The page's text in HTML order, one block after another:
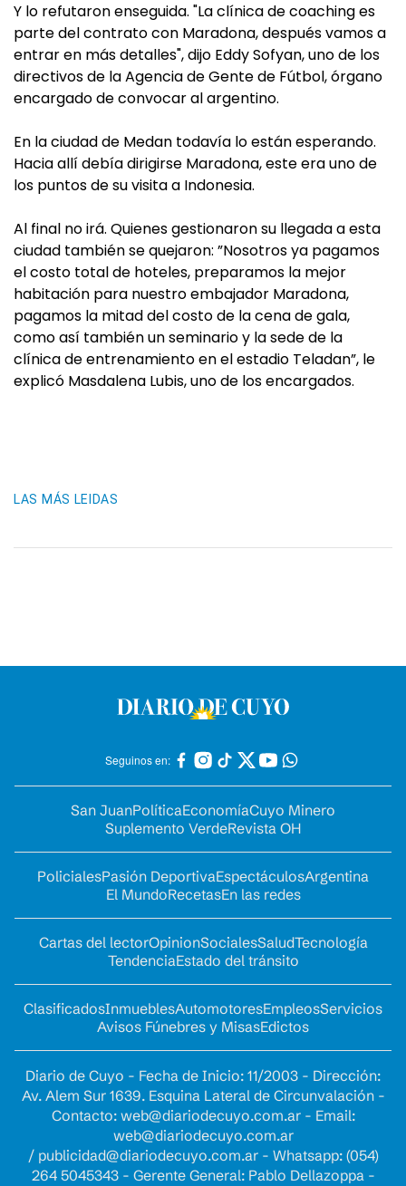
Y lo refutaron enseguida. "La clínica de coaching es
parte del contrato con Maradona, después vamos a
entrar en más detalles", dijo Eddy Sofyan, uno de los
directivos de la Agencia de Gente de Fútbol, órgano
encargado de convocar al argentino.
En la ciudad de Medan todavía lo están esperando.
Hacia allí debía dirigirse Maradona, este era uno de
los puntos de su visita a Indonesia.
Al final no irá. Quienes gestionaron su llegada a esta
ciudad también se quejaron: ”Nosotros ya pagamos
el costo total de hoteles, preparamos la mejor
habitación para nuestro embajador Maradona,
pagamos la mitad del costo de la cena de gala,
como así también un seminario y la sede de la
clínica de entrenamiento en el estadio Teladan”, le
explicó Masdalena Lubis, uno de los encargados.
LAS MÁS LEIDAS
Seguinos en:
San JuanPolíticaEconomíaCuyo Minero
Suplemento VerdeRevista OH
PolicialesPasión DeportivaEspectáculosArgentina
El MundoRecetasEn las redes
Cartas del lectorOpinionSocialesSaludTecnología
TendenciaEstado del tránsito
ClasificadosInmueblesAutomotoresEmpleosServicios
Avisos Fúnebres y MisasEdictos
Diario de Cuyo - Fecha de Inicio: 11/2003 - Dirección:
Av. Alem Sur 1639. Esquina Lateral de Circunvalación -
Contacto: web@diariodecuyo.com.ar- Email:
web@diariodecuyo.com.ar
/ publicidad@diariodecuyo.com.ar- Whatsapp: (054)
264 5045343 - Gerente General: Pablo Dellazoppa -